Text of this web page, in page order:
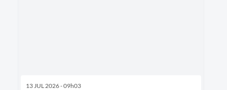
13 JUL 2026 - 09h03